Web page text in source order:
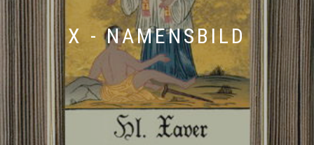
X - NAMENSBILD